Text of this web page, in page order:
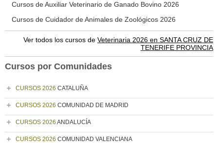
Cursos de Auxiliar Veterinario de Ganado Bovino 2026
Cursos de Cuidador de Animales de Zoológicos 2026
Ver todos los cursos de Veterinaria 2026 en SANTA CRUZ DE
TENERIFE PROVINCIA
Cursos por Comunidades
CURSOS 2026 CATALUÑA
CURSOS 2026 COMUNIDAD DE MADRID
CURSOS 2026 ANDALUCÍA
CURSOS 2026 COMUNIDAD VALENCIANA